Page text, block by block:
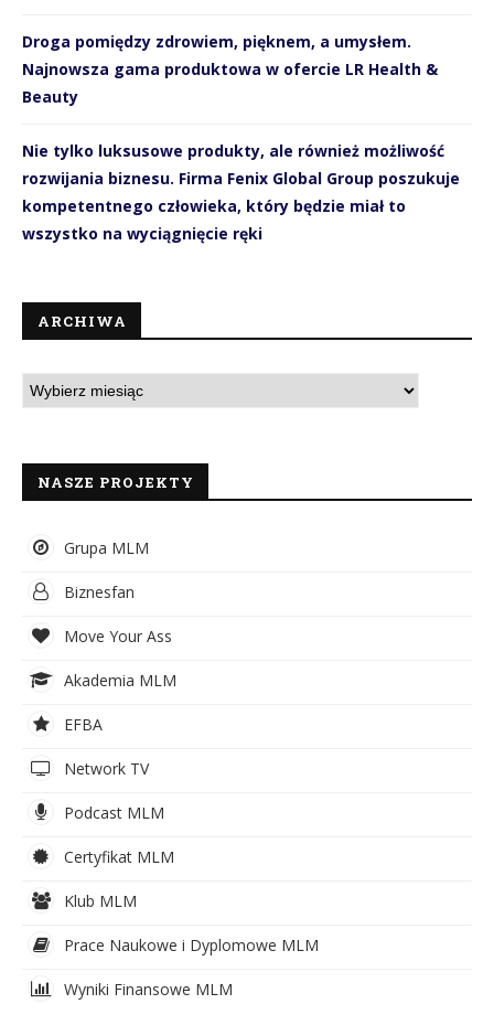
Droga pomiędzy zdrowiem, pięknem, a umysłem.
Najnowsza gama produktowa w ofercie LR Health &
Beauty
Nie tylko luksusowe produkty, ale również możliwość
rozwijania biznesu. Firma Fenix Global Group poszukuje
kompetentnego człowieka, który będzie miał to
wszystko na wyciągnięcie ręki
ARCHIWA
NASZE PROJEKTY
Grupa MLM
Biznesfan
Move Your Ass
Akademia MLM
EFBA
Network TV
Podcast MLM
Certyfikat MLM
Klub MLM
Prace Naukowe i Dyplomowe MLM
Wyniki Finansowe MLM